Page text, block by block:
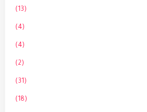
(13)
(4)
(4)
(2)
(31)
(18)